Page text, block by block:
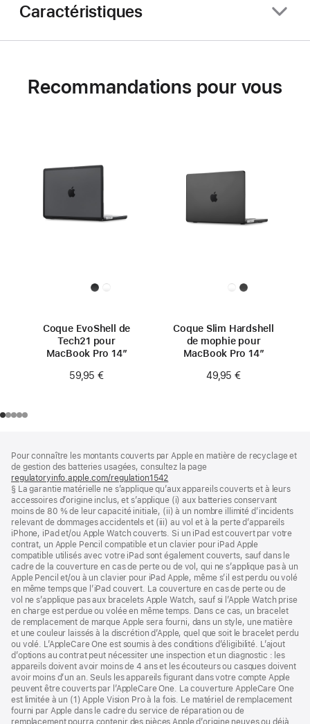
Caractéristiques
Recommandations pour vous
Coque EvoShell de
Tech21 pour
MacBook Pro 14″
59,95 €
Coque Slim Hardshell
de mophie pour
MacBook Pro 14″
49,95 €
de
page
de
bas
de
page
Pour connaître les montants couverts par Apple en matière de recyclage et
de gestion des batteries usagées, consultez la page
regulatoryinfo.apple.com/regulation1542
dans
une
nouvelle
fenêtre)
§ La garantie matérielle ne s’applique qu’aux appareils couverts et à leurs
accessoires d’origine inclus, et s’applique (i) aux batteries conservant
moins de 80 % de leur capacité initiale, (ii) à un nombre illimité d’incidents
relevant de dommages accidentels et (iii) au vol et à la perte d’appareils
iPhone, iPad et/ou Apple Watch couverts. Si un iPad est couvert par votre
contrat, un Apple Pencil compatible et un clavier pour iPad Apple
compatible utilisés avec votre iPad sont également couverts, sauf dans le
cadre de la couverture en cas de perte ou de vol, qui ne s’applique pas à un
Apple Pencil et/ou à un clavier pour iPad Apple, même s’il est perdu ou volé
en même temps que l’iPad couvert. La couverture en cas de perte ou de
vol ne s’applique pas aux bracelets Apple Watch, sauf si l’Apple Watch prise
en charge est perdue ou volée en même temps. Dans ce cas, un bracelet
de remplacement de marque Apple sera fourni, dans un style, une matière
et une couleur laissés à la discrétion d’Apple, quel que soit le bracelet perdu
ou volé. L’AppleCare One est soumis à des conditions d’éligibilité. L’ajout
d’options au contrat peut nécessiter une inspection et un diagnostic : les
appareils doivent avoir moins de 4 ans et les écouteurs ou casques doivent
avoir moins d’un an. Seuls les appareils figurant dans votre compte Apple
peuvent être couverts par l’AppleCare One. La couverture AppleCare One
est limitée à un (1) Apple Vision Pro à la fois. Le matériel de remplacement
fourni par Apple dans le cadre du service de réparation ou de
remplacement pourra contenir des pièces Apple d’origine neuves ou déjà